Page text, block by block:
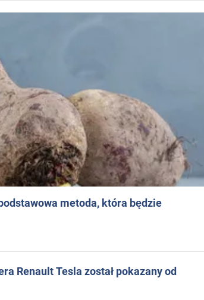
metoda, która będzie
Renault Tesla został pokazany od